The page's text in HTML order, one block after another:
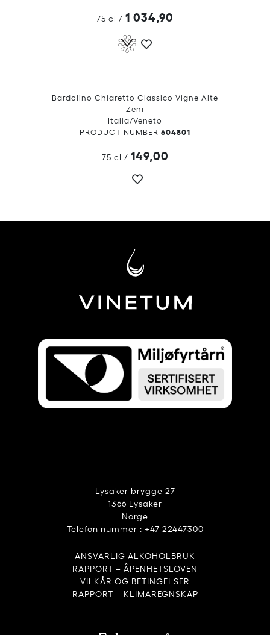
75 cl / 1 034,90
Bardolino Chiaretto Classico Vigne Alte
Zeni
Italia/Veneto
PRODUCT NUMBER 604801
75 cl / 149,00
Lysaker brygge 27
1366 Lysaker
Norge
Telefon nummer : +47 22447300
ANSVARLIG ALKOHOLBRUK
RAPPORT – ÅPENHETSLOVEN
VILKÅR OG BETINGELSER
RAPPORT – KLIMAREGNSKAP